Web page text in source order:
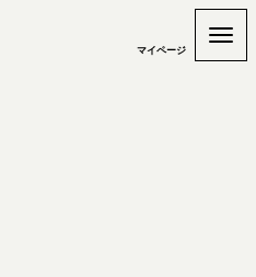
マイページ